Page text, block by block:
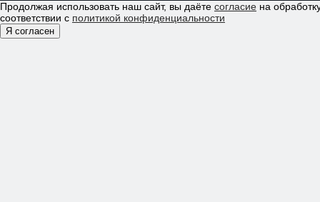
Продолжая использовать наш сайт, вы даёте согласие на
соответствии с политикой конфиденциальности
Я согласен